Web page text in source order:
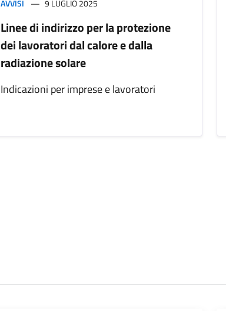
AVVISI 9 LUGLIO 2025
Linee di indirizzo per la protezione
dei lavoratori dal calore e dalla
radiazione solare
Indicazioni per imprese e lavoratori